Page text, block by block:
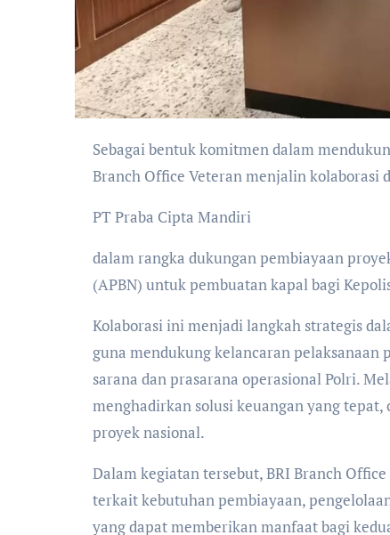
Sebagai bentuk komitmen dalam mendukung pembangunan nasional dan penguatan sektor strategis, BRI
Branch Office Veteran menjalin kolaborasi
PT Praba Cipta Mandiri
dalam rangka dukungan pembiayaan
(APBN) untuk pembuatan kapal bagi
Kolaborasi ini menjadi langkah strategis
guna mendukung kelancaran
sarana dan prasarana operasional Polri.
menghadirkan solusi keuangan yang
proyek nasional.
Dalam kegiatan tersebut, BRI Branch
terkait kebutuhan pembiayaan,
yang dapat memberikan manfaat bagi